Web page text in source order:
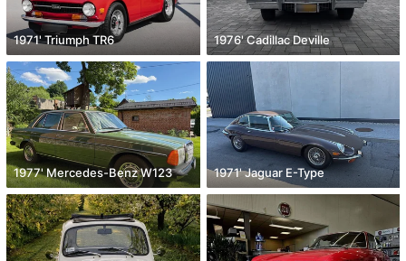
1971' Triumph TR6 1976' Cadillac Deville
1977' Mercedes-Benz W123 1971' Jaguar E-Type